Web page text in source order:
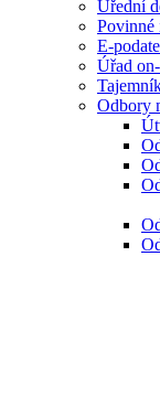
Úřední
Povinné
E-
Úřad
Odbory